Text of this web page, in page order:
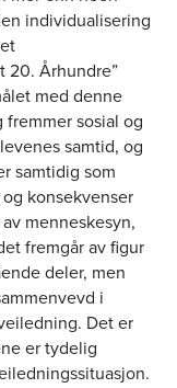
individualisering
20. Århundre”
med denne
sosial og
samtid, og
samtidig som
konsekvenser
menneskesyn,
fremgår av figur
deler, men
i
Det er
er tydelig